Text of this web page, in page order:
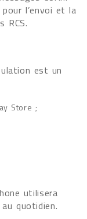
l’envoi et la
RCS.
est un
Store ;
utilisera
quotidien.